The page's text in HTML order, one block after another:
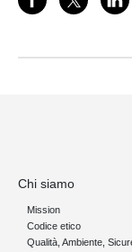
Chi siamo
Mission
Codice etico
Qualità, Ambiente,